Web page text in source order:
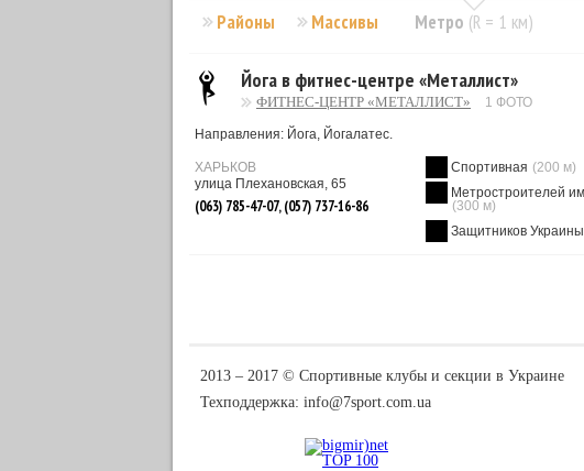
Районы Массивы Метро (R = 1 км)
Йога в фитнес-центре «Металлист»
ФИТНЕС-ЦЕНТР «МЕТАЛЛИСТ» 1 ФОТО
Направления: Йога, Йогалатес.
ХАРЬКОВ
улица Плехановская, 65
(063) 785-47-07, (057) 737-16-86
Спортивная (200 м)
(300 м)
Защитников Украины
2013 ‒ 2017 © Спортивные клубы и секции в Украине
Техподдержка: info@7sport.com.ua